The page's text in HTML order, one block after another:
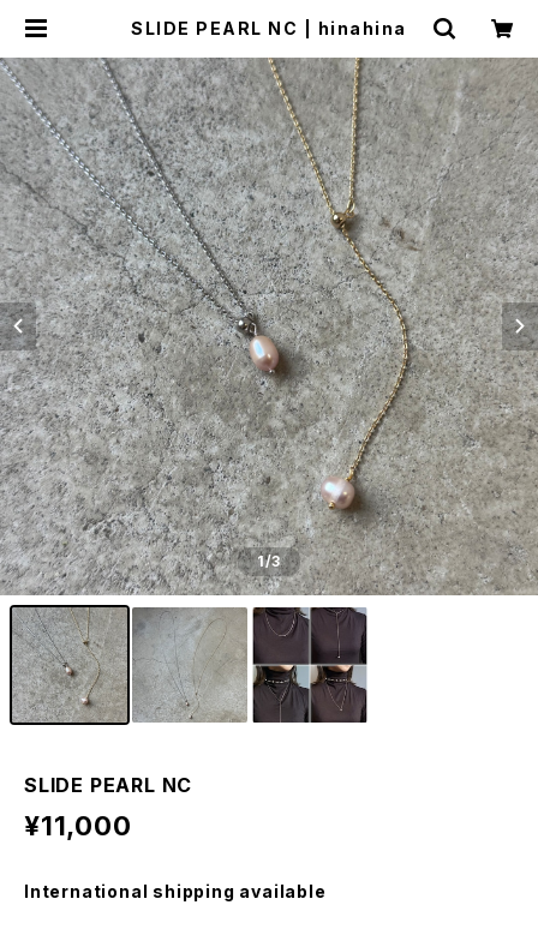
SLIDE PEARL NC | hinahina
1/3
SLIDE PEARL NC
¥11,000
International shipping available